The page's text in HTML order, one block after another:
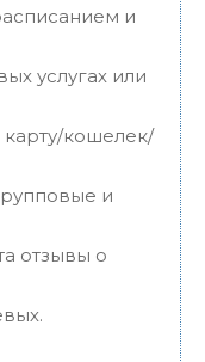
и
услугах или
карту/кошелек/
и
отзывы о